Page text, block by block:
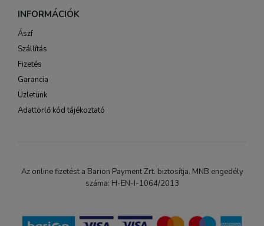
INFORMÁCIÓK
Ászf
Szállítás
Fizetés
Garancia
Üzletünk
Adattörlő kód tájékoztató
Az online fizetést a Barion Payment Zrt. biztosítja, MNB engedély
száma: H-EN-I-1064/2013